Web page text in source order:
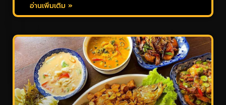
อ่านเพิ่มเติม »